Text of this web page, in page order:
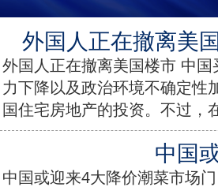
外国人正在撤离美
外国人正在撤离美国楼市 中
力下降以及政治环境不确定性
国住宅房地产的投资。不过，
中国
中国或迎来4大降价潮菜市场